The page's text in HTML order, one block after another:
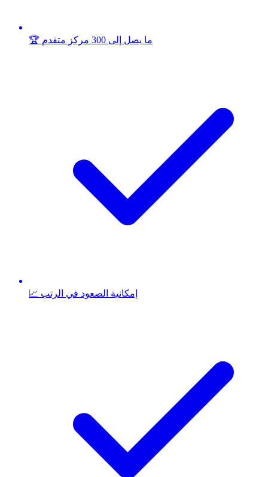
🏆 ما يصل إلى 300 مركز متقدم
📈 إمكانية الصعود في الرتب